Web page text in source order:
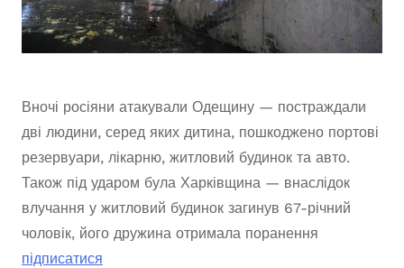
Вночі росіяни атакували Одещину — постраждали
дві людини, серед яких дитина, пошкоджено портові
резервуари, лікарню, житловий будинок та авто.
Також під ударом була Харківщина — внаслідок
влучання у житловий будинок загинув 67-річний
чоловік, його дружина отримала поранення
підписатися